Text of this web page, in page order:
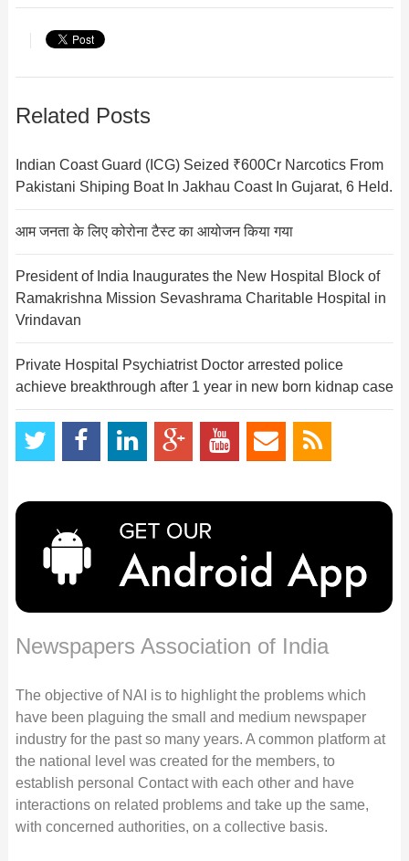
Related Posts
Indian Coast Guard (ICG) Seized ₹600Cr Narcotics From
Pakistani Shiping Boat In Jakhau Coast In Gujarat, 6 Held.
आम जनता के लिए कोरोना टैस्ट का आयोजन किया गया
President of India Inaugurates the New Hospital Block of
Ramakrishna Mission Sevashrama Charitable Hospital in
Vrindavan
Private Hospital Psychiatrist Doctor arrested police
achieve breakthrough after 1 year in new born kidnap case
Newspapers Association of India
The objective of NAI is to highlight the problems which
have been plaguing the small and medium newspaper
industry for the past so many years. A common platform at
the national level was created for the members, to
establish personal Contact with each other and have
interactions on related problems and take up the same,
with concerned authorities, on a collective basis.